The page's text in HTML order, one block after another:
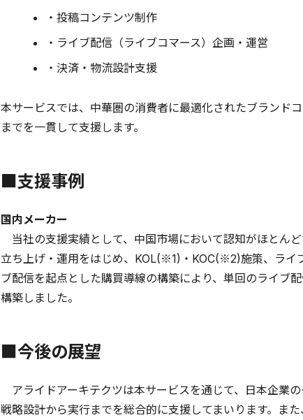
・投稿コンテンツ制作
・ライブ配信（ライブコマース）企画・運営
・決済・物流設計支援
本サービスでは、中華圏の消費者に最適化されたブランド
までを一貫して支援します。
■支援事例
国内メーカー
当社の支援実績として、中国市場において認知がほとん
立ち上げ・運用をはじめ、KOL(※1)・KOC(※2)施策、ライ
ブ配信を起点とした購買導線の構築により、単回のライブ
構築しました。
■今後の展望
アライドアーキテクツは本サービスを通じて、日本企業
戦略設計から実行までを総合的に支援してまいります。ま